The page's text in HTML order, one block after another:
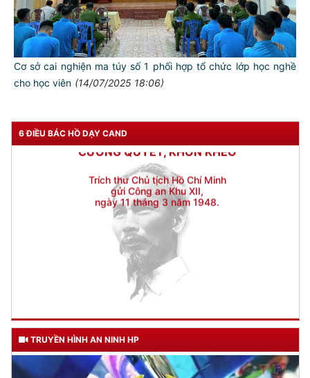
Cơ sở cai nghiện ma túy số 1 phối hợp tổ chức lớp học nghề
cho học viên (14/07/2025 18:06)
6 ĐIỀU BÁC HỒ DẠY CAND
Đối với nhân dân, phải
KÍNH TRỌNG LỄ PHÉP
Đối với công việc, phải
TẬN TỤY
Đối với địch, phải
Trích thư Chủ tịch Hồ Chí Minh
ngày 11 tháng 3 năm 1948.
TRUYỀN HÌNH AN NINH HP